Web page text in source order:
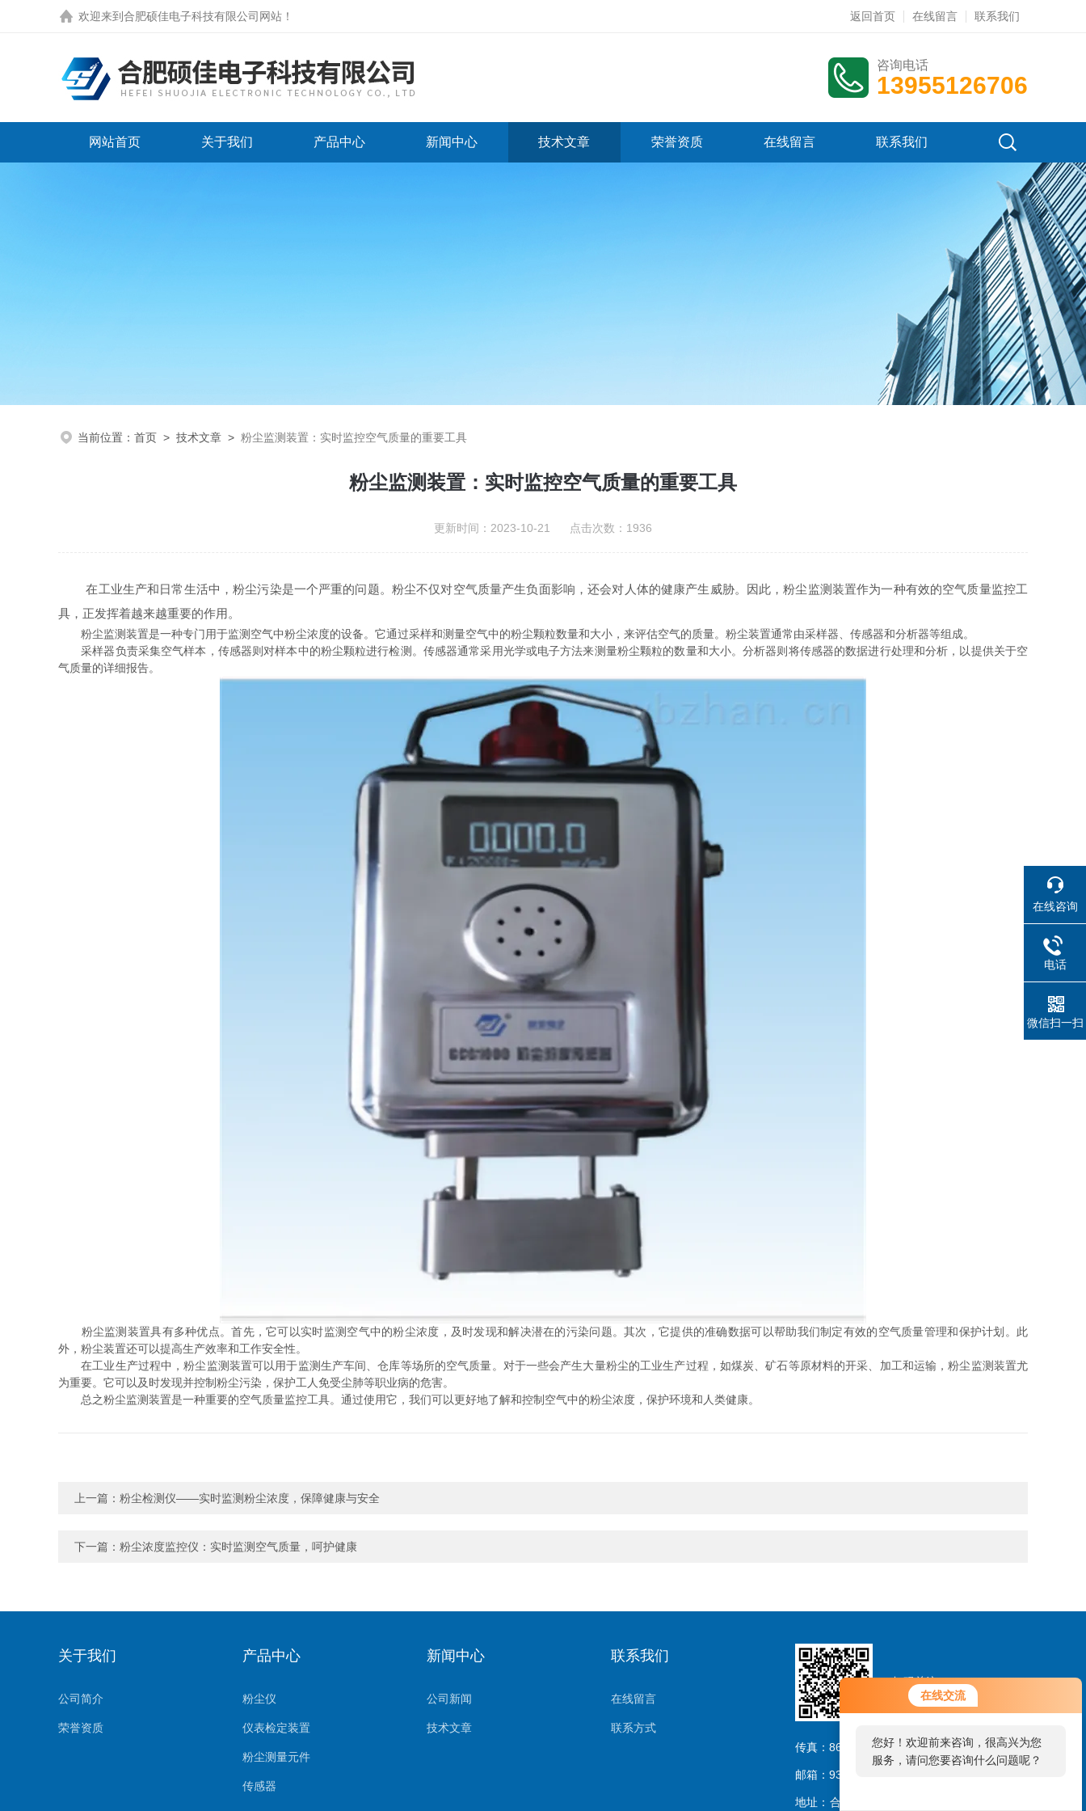
在线交流
您好！欢迎前来咨询，很高兴为您
服务，请问您要咨询什么问题呢？
欢迎来到 合肥硕佳电子科技有限公司网站 ！ 返回首页 在线留言 联系我们
咨询电话
13955126706
网站首页 关于我们 产品中心 新闻中心 技术文章 荣誉资质 在线留言 联系我们
当前位置： 首页 > 技术文章 > 粉尘监测装置：实时监控空气质量的重要工具
粉尘监测装置：实时监控空气质量的重要工具
更新时间：2023-10-21 点击次数：1936
在工业生产和日常生活中，粉尘污染是一个严重的问题。粉尘不仅对空气质量产生负面影响，还会对人体的健康产生威胁。因此，粉尘监测装置作为一种有效的空气质量监控工
具，正发挥着越来越重要的作用。
粉尘监测装置是一种专门用于监测空气中粉尘浓度的设备。它通过采样和测量空气中的粉尘颗粒数量和大小，来评估空气的质量。粉尘装置通常由采样器、传感器和分析器等组成。
采样器负责采集空气样本，传感器则对样本中的粉尘颗粒进行检测。传感器通常采用光学或电子方法来测量粉尘颗粒的数量和大小。分析器则将传感器的数据进行处理和分析，以提供关于空
气质量的详细报告。
粉尘监测装置具有多种优点。首先，它可以实时监测空气中的粉尘浓度，及时发现和解决潜在的污染问题。其次，它提供的准确数据可以帮助我们制定有效的空气质量管理和保护计划。此
外，粉尘装置还可以提高生产效率和工作安全性。
在工业生产过程中，粉尘监测装置可以用于监测生产车间、仓库等场所的空气质量。对于一些会产生大量粉尘的工业生产过程，如煤炭、矿石等原材料的开采、加工和运输，粉尘监测装置尤
为重要。它可以及时发现并控制粉尘污染，保护工人免受尘肺等职业病的危害。
总之粉尘监测装置是一种重要的空气质量监控工具。通过使用它，我们可以更好地了解和控制空气中的粉尘浓度，保护环境和人类健康。
上一篇： 粉尘检测仪——实时监测粉尘浓度，保障健康与安全
下一篇： 粉尘浓度监控仪：实时监测空气质量，呵护健康
关于我们
公司简介
荣誉资质
产品中心
粉尘仪
仪表检定装置
粉尘测量元件
传感器
新闻中心
公司新闻
技术文章
联系我们
在线留言
联系方式
扫码关注
传真：86-0551-62864956
邮箱：93703023@qq.com
地址：合肥市经济开发区汤口路2776号香馨创
在线咨询
电话
微信扫一扫